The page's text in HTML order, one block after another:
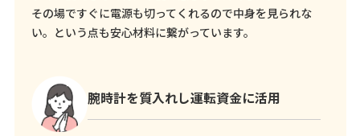
その場ですぐに電源も切ってくれるので中身を見られな
い。という点も安心材料に繋がっています。
腕時計を質入れし運転資金に活用